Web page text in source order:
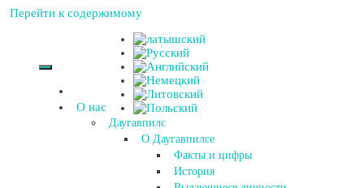
Перейти к содержимому
О нас
Даугавпилс
О Даугавпилсе
Факты и цифры
История